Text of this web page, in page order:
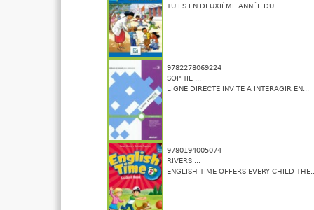
TU ES EN DEUXIÈME ANNÉE DU...
9782278069224
SOPHIE ...
LIGNE DIRECTE INVITE À INTERAGIR EN...
9780194005074
RIVERS ...
ENGLISH TIME OFFERS EVERY CHILD THE...